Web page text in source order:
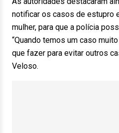
notificar os casos de estupro
mulher, para que a polícia
“Quando temos um caso
que fazer para evitar outros
Veloso.